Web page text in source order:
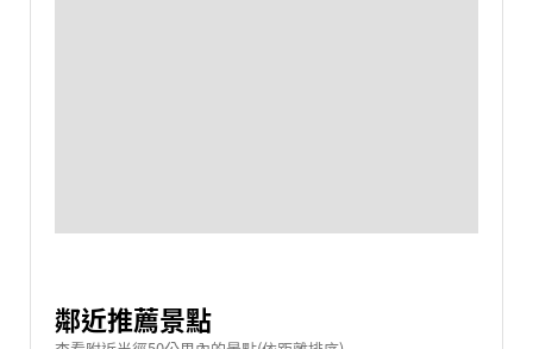
鄰近推薦景點